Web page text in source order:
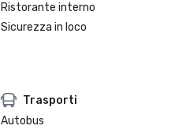
Ristorante interno
Sicurezza in loco
Trasporti
Autobus